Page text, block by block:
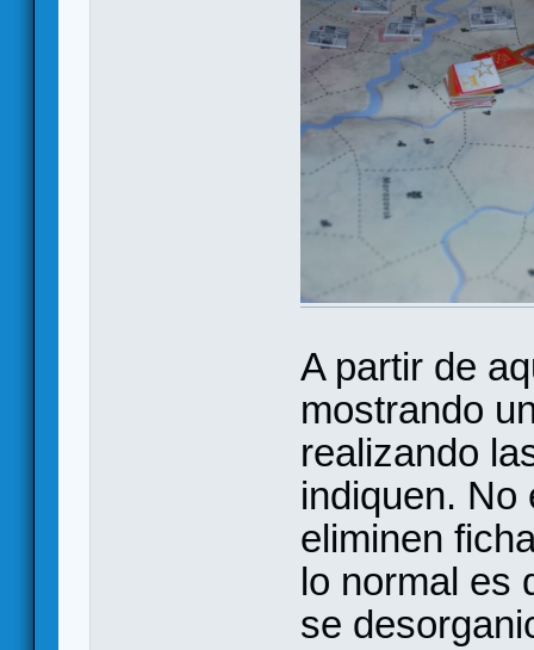
A partir de
mostrando
realizando
indiquen. No
eliminen
lo normal es
se